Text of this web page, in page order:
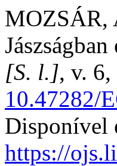
MOZSÁR,
[S. l.], v.
10.47282/
Disponível
https://